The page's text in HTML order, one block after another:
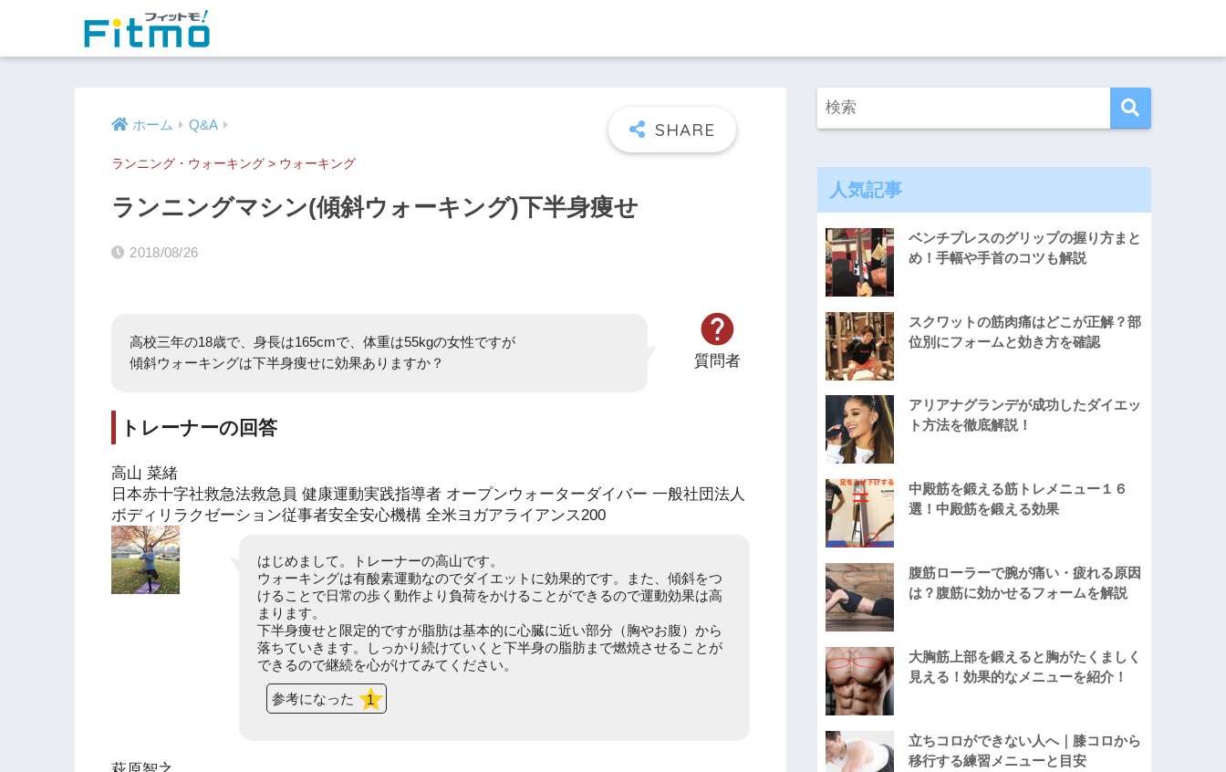
ホーム Q&A
ランニング・ウォーキング > ウォーキング
ランニングマシン(傾斜ウォーキング)下半身痩せ
2018/08/26
質問者
高校三年の18歳で、身長は165cmで、体重は55kgの女性ですが
傾斜ウォーキングは下半身痩せに効果ありますか？
トレーナーの回答
高山 菜緒
日本赤十字社救急法救急員 健康運動実践指導者 オープンウォーターダイバー 一般社団法人
ボディリラクゼーション従事者安全安心機構 全米ヨガアライアンス200
はじめまして。トレーナーの高山です。
ウォーキングは有酸素運動なのでダイエットに効果的です。また、傾斜をつ
けることで日常の歩く動作より負荷をかけることができるので運動効果は高
まります。
下半身痩せと限定的ですが脂肪は基本的に心臓に近い部分（胸やお腹）から
落ちていきます。しっかり続けていくと下半身の脂肪まで燃焼させることが
できるので継続を心がけてみてください。
参考になった 1
人気記事
ベンチプレスのグリップの握り方まと
め！手幅や手首のコツも解説
スクワットの筋肉痛はどこが正解？部
位別にフォームと効き方を確認
アリアナグランデが成功したダイエッ
ト方法を徹底解説！
中殿筋を鍛える筋トレメニュー１６
選！中殿筋を鍛える効果
腹筋ローラーで腕が痛い・疲れる原因
は？腹筋に効かせるフォームを解説
大胸筋上部を鍛えると胸がたくましく
見える！効果的なメニューを紹介！
立ちコロができない人へ｜膝コロから
移行する練習メニューと目安